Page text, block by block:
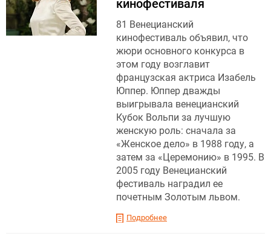
кинофестиваля
81 Венецианский
кинофестиваль объявил, что
жюри основного конкурса в
этом году возглавит
французская актриса Изабель
Юппер. Юппер дважды
выигрывала венецианский
Кубок Вольпи за лучшую
женскую роль: сначала за
«Женское дело» в 1988 году, а
затем за «Церемонию» в 1995. В
2005 году Венецианский
фестиваль наградил ее
почетным Золотым львом.
Подробнее